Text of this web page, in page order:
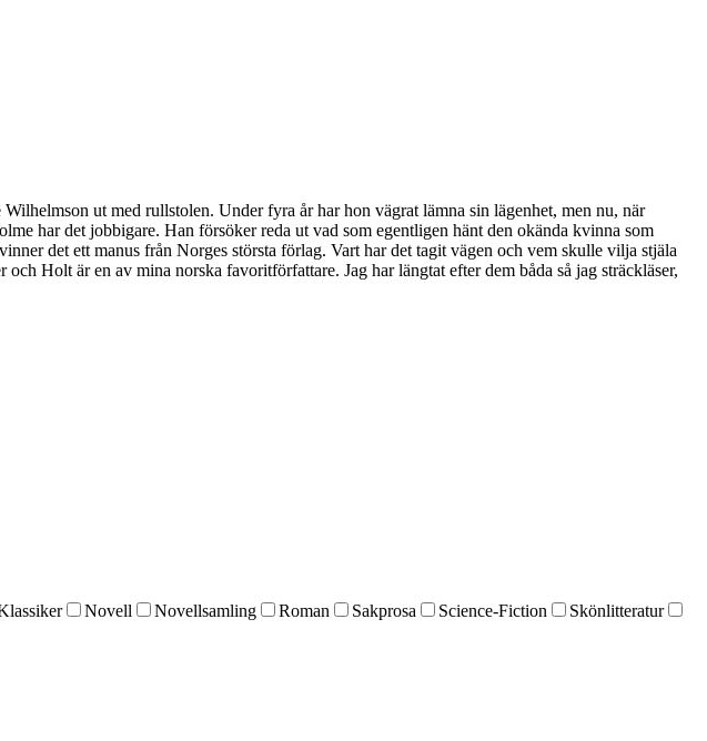
ut med rullstolen. Under fyra år har hon vägrat lämna sin lägenhet, men nu, när
har det jobbigare. Han försöker reda ut vad som egentligen hänt den okända kvinna som
det ett manus från Norges största förlag. Vart har det tagit vägen och vem skulle vilja stjäla
Holt är en av mina norska favoritförfattare. Jag har längtat efter dem båda så jag sträckläser,
Novell Novellsamling Roman Sakprosa Science-Fiction
Skönlitteratur